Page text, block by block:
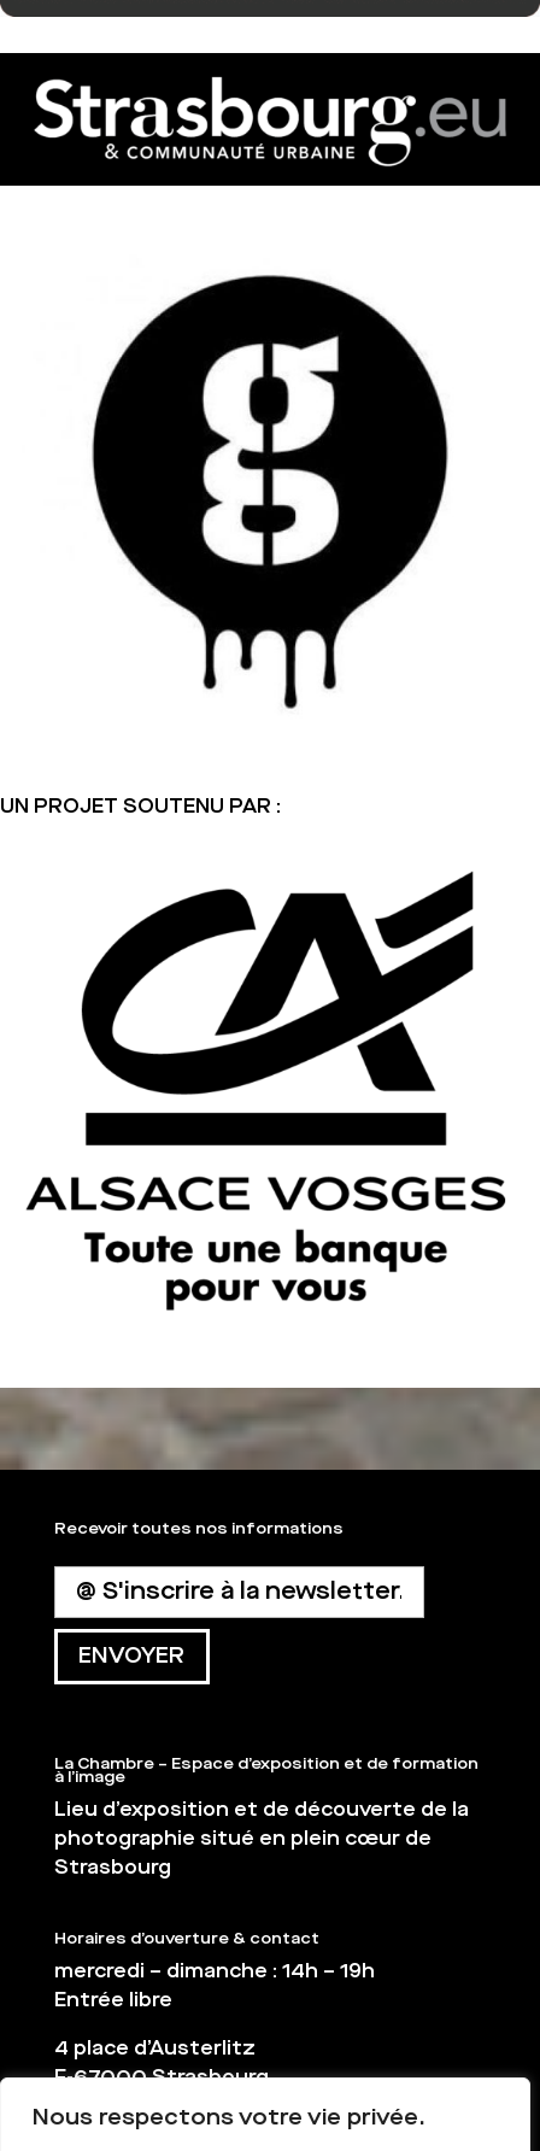
Nous respectons votre vie privée.
UN PROJET SOUTENU PAR :
Recevoir toutes nos informations
La Chambre – Espace d’exposition et de formation
à l’image
Lieu d’exposition et de découverte de la
photographie situé en plein cœur de
Strasbourg
Horaires d’ouverture & contact
mercredi – dimanche : 14h – 19h
Entrée libre
4 place d’Austerlitz
F-67000 Strasbourg
03 88 36 65 38